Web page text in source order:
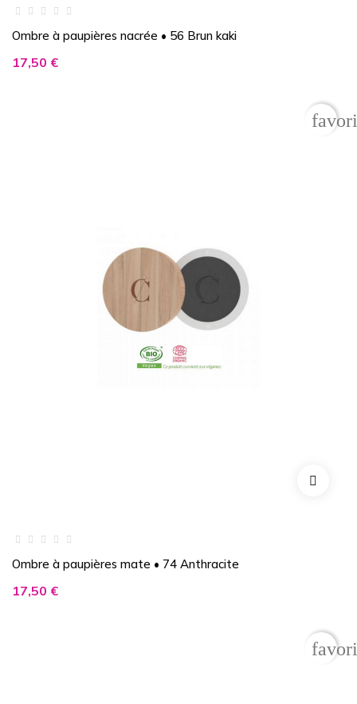
Ombre à paupières nacrée • 56 Brun kaki
Prix
17,50 €
Ombre à paupières mate • 74 Anthracite
Prix
17,50 €